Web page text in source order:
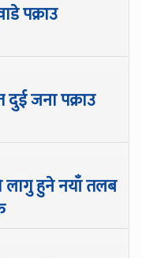
पक्राउ
दुई जना पक्राउ
लागु हुने नयाँ तलब